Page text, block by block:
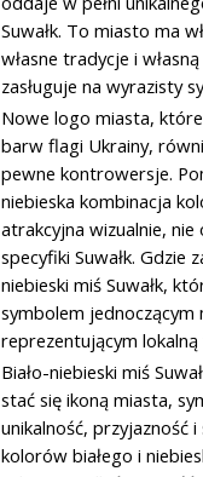
Suwałk. To miasto ma
własne tradycje i
zasługuje na wyrazisty
Nowe logo miasta,
barw flagi Ukrainy,
pewne kontrowersje.
niebieska kombinacja
atrakcyjna wizualnie,
specyfiki Suwałk. Gdzie
niebieski miś Suwałk,
symbolem jednoczącym
reprezentującym
Biało-niebieski miś
stać się ikoną miasta,
unikalność, przyjazność i
kolorów białego i